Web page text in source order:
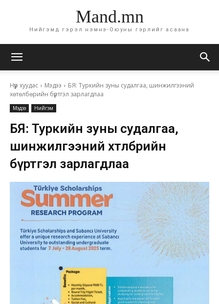
Mand.mn
Нийгэмд гэрэл нэмнэ-Оюуны гэрлийг асаана
Нүүр хуудас Мэдээ
БЯ: Туркийн зуны судалгаа, шинжилгээний
хөтөлбөрийн бүртгэл зарлагдлаа
Мэдээ Нийгэм
БЯ: Туркийн зуны судалгаа,
шинжилгээний хөтөлбөрийн
бүртгэл зарлагдлаа